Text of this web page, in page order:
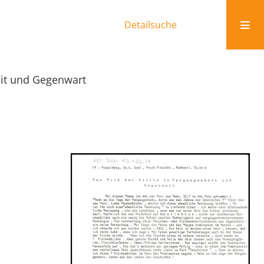
Detailsuche
und Gegenwart